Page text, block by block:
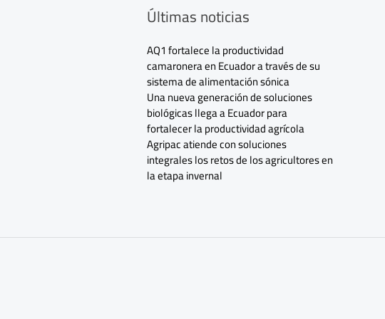
Últimas noticias
AQ1 fortalece la productividad
camaronera en Ecuador a través de su
sistema de alimentación sónica
Una nueva generación de soluciones
biológicas llega a Ecuador para
fortalecer la productividad agrícola
Agripac atiende con soluciones
integrales los retos de los agricultores en
la etapa invernal